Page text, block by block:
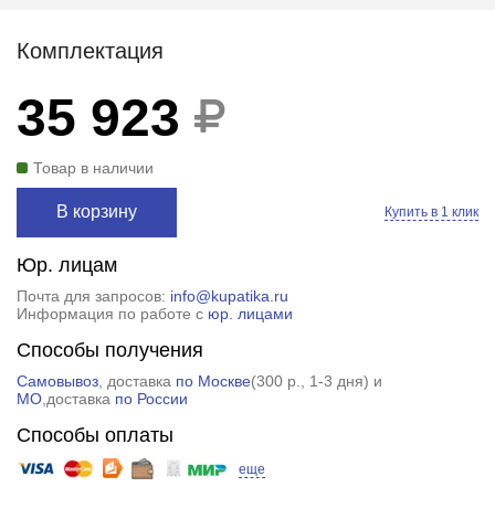
Комплектация
35 923
Товар в наличии
В корзину Купить в 1 клик
Юр. лицам
Почта для запросов: info@kupatika.ru
Информация по работе с юр. лицами
Способы получения
Самовывоз, доставка по Москве(300 р.
, 1-3 дня) и
МО,доставка по России
Способы оплаты
еще